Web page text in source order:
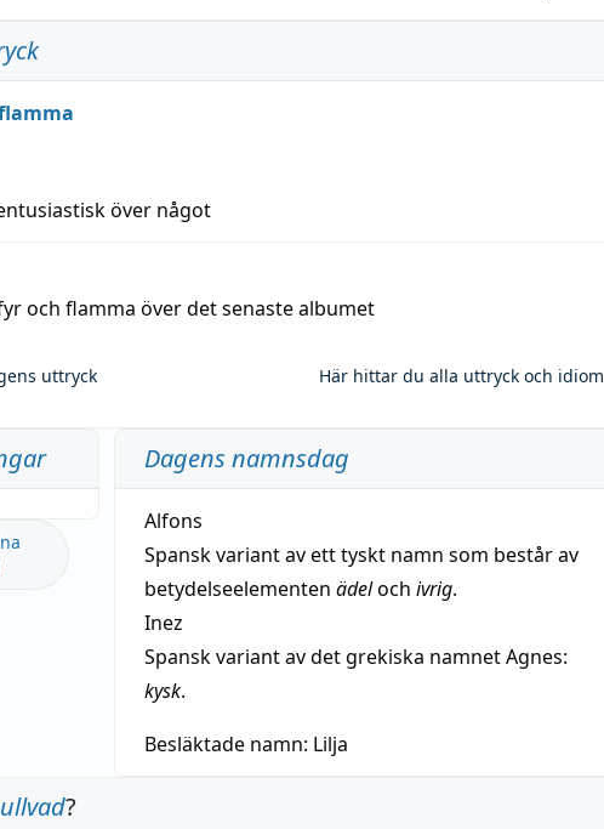
över något
och flamma över det senaste albumet
uttryck Här hittar du alla uttryck och idiom
Dagens namnsdag
Alfons
Spansk variant av ett tyskt namn som består av
betydelseelementen ädeloch ivrig.
Inez
Spansk variant av det grekiska namnet Agnes:
kysk.
Besläktade namn: Lilja
?